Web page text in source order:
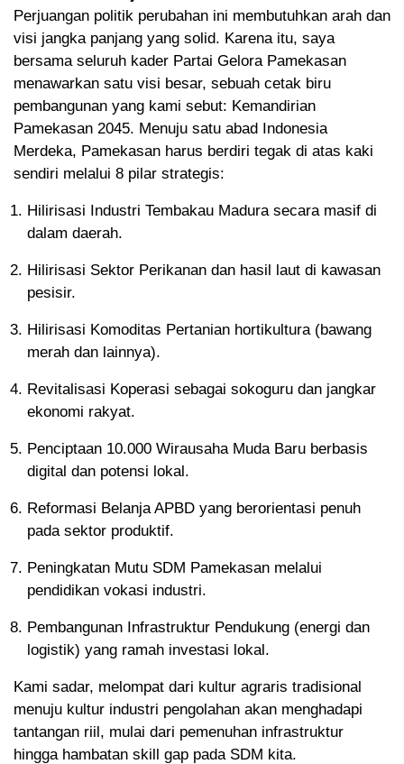
Perjuangan politik perubahan ini membutuhkan arah dan
visi jangka panjang yang solid. Karena itu, saya
bersama seluruh kader Partai Gelora Pamekasan
menawarkan satu visi besar, sebuah cetak biru
pembangunan yang kami sebut: Kemandirian
Pamekasan 2045. Menuju satu abad Indonesia
Merdeka, Pamekasan harus berdiri tegak di atas kaki
sendiri melalui 8 pilar strategis:
Hilirisasi Industri Tembakau Madura secara masif di
dalam daerah.
Hilirisasi Sektor Perikanan dan hasil laut di kawasan
pesisir.
Hilirisasi Komoditas Pertanian hortikultura (bawang
merah dan lainnya).
Revitalisasi Koperasi sebagai sokoguru dan jangkar
ekonomi rakyat.
Penciptaan 10.000 Wirausaha Muda Baru berbasis
digital dan potensi lokal.
Reformasi Belanja APBD yang berorientasi penuh
pada sektor produktif.
Peningkatan Mutu SDM Pamekasan melalui
pendidikan vokasi industri.
Pembangunan Infrastruktur Pendukung (energi dan
logistik) yang ramah investasi lokal.
Kami sadar, melompat dari kultur agraris tradisional
menuju kultur industri pengolahan akan menghadapi
tantangan riil, mulai dari pemenuhan infrastruktur
hingga hambatan skill gap pada SDM kita.